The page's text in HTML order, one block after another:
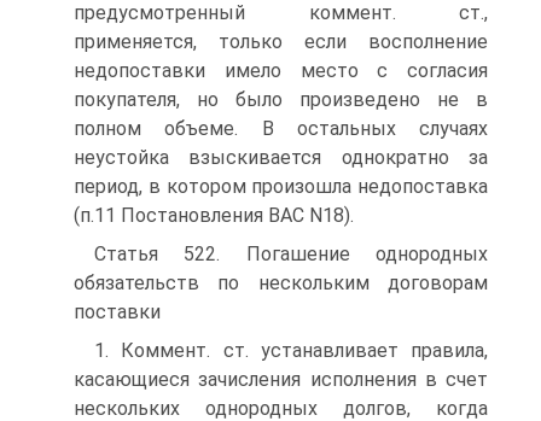
предусмотренный коммент. ст.,
применяется, только если восполнение
недопоставки имело место с согласия
покупателя, но было произведено не в
полном объеме. В остальных случаях
неустойка взыскивается однократно за
период, в котором произошла недопоставка
(п.11 Постановления ВАС N18).
Статья 522. Погашение однородных
обязательств по нескольким договорам
поставки
1. Коммент. ст. устанавливает правила,
касающиеся зачисления исполнения в счет
нескольких однородных долгов, когда